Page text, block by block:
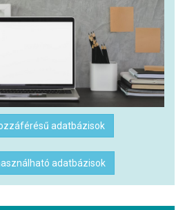
adatbázisok
adatbázisok